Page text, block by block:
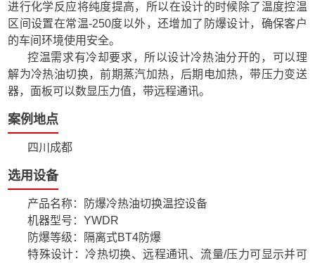
进行化学反应将纯度提高，所以在设计的时候除了温度控温
区间设置在常温-250度以外，还增加了防爆设计，确保客户
的车间环境使用安全。
控温需求有冷却要求，所以设计冷热油分开的，可以理
解为冷热油切换，前期蒸汽加热，后期电加热，带压力变送
器，面板可以数显压力值，带远程通讯。
案例地点
四川成都
选用设备
产品名称：防爆冷热油切换温控设备
机器型号：YWDR
防爆等级：隔离式BT4防爆
特殊设计：冷热切换、远程通讯、流量/压力可显示并可